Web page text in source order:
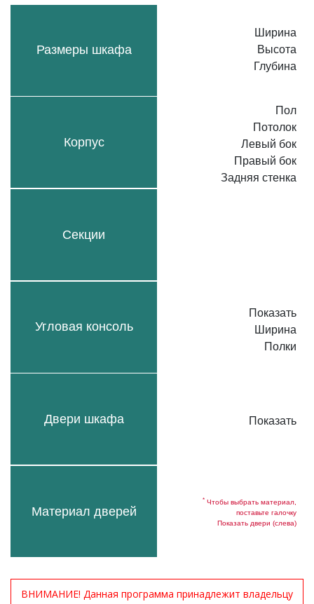
Размеры шкафа
Корпус
Секции
Угловая консоль
Двери шкафа
Материал дверей
Ширина
Высота
Глубина
Пол
Потолок
Левый бок
Правый бок
Задняя стенка
Показать
Ширина
Полки
Показать
* Чтобы выбрать материал,
поставьте галочку
Показать двери (слева)
ВНИМАНИЕ! Данная программа принадлежит владельцу